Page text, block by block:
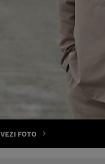
VEZI FOTO